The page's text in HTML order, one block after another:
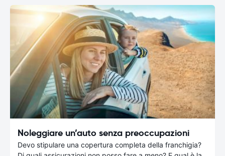
Noleggiare un’auto senza preoccupazioni
Devo stipulare una copertura completa della franchigia?